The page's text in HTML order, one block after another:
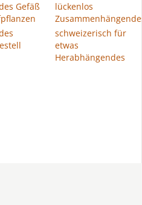
Gefäß
lückenlos
schweizerisch für
etwas
Herabhängendes